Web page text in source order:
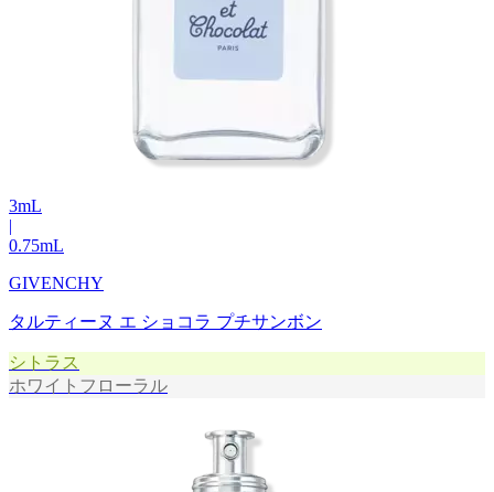
3mL
|
0.75mL
GIVENCHY
タルティーヌ エ ショコラ プチサンボン
シトラス
ホワイトフローラル